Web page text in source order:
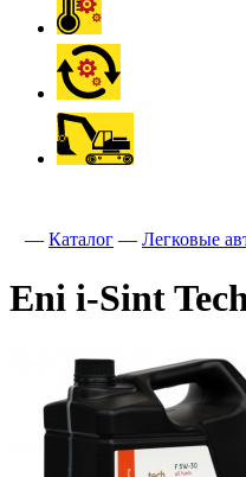
— Каталог — Легковые
Eni i-Sint